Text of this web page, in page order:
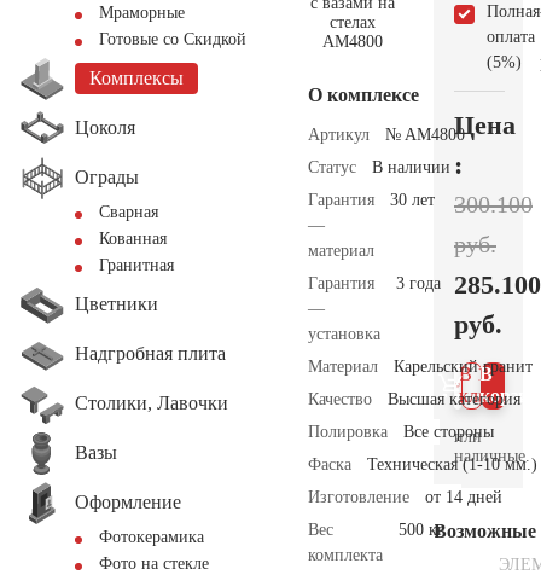
Мраморные
Готовые со Скидкой
Комплексы
Цоколя
Ограды
Сварная
Кованная
Гранитная
Цветники
Надгробная плита
Столики, Лавочки
Вазы
Оформление
Фотокерамика
Фото на стекле
О комплексе
Артикул
№ AM4800
Статус
В наличии
Гарантия
—
материал
30 лет
Гарантия
—
установка
3 года
Материал
Карельский гранит
Качество
Высшая категория
Полировка
Все стороны
Фаска
Техническая (1-10 мм.)
Изготовление
от 14 дней
Вес
комплекта
500 кг.
Полная
оплата
(5%)
Цена
:
300.100
руб.
285.100
руб.
В
В 1
клик
или
наличные.
Возможные